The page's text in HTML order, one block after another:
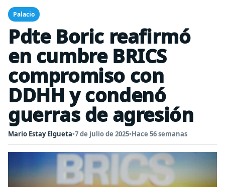
Palacio
Pdte Boric reafirmó
en cumbre BRICS
compromiso con
DDHH y condenó
guerras de agresión
Mario Estay Elgueta•7 de julio de 2025•Hace 56 semanas